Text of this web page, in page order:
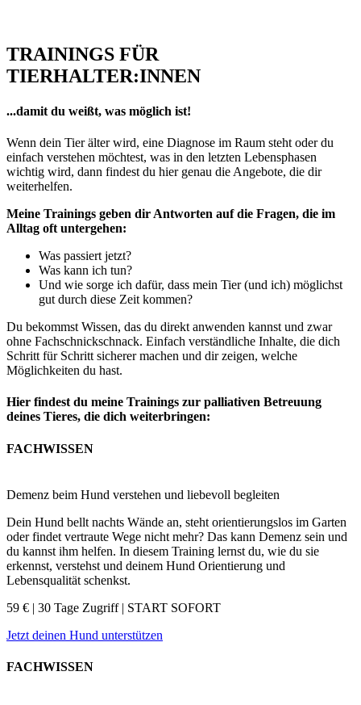
TRAININGS FÜR
TIERHALTER:INNEN
...damit du weißt, was möglich ist!
Wenn dein Tier älter wird, eine Diagnose im Raum steht oder du
einfach verstehen möchtest, was in den letzten Lebensphasen
wichtig wird, dann findest du hier genau die Angebote, die dir
weiterhelfen.
Meine Trainings geben dir Antworten auf die Fragen, die im
Alltag oft untergehen:
Was passiert jetzt?
Was kann ich tun?
Und wie sorge ich dafür, dass mein Tier (und ich) möglichst
gut durch diese Zeit kommen?
Du bekommst Wissen, das du direkt anwenden kannst und zwar
ohne Fachschnickschnack. Einfach verständliche Inhalte, die dich
Schritt für Schritt sicherer machen und dir zeigen, welche
Möglichkeiten du hast.
Hier findest du meine Trainings zur palliativen Betreuung
deines Tieres, die dich weiterbringen:
FACHWISSEN
Demenz beim Hund verstehen und liebevoll begleiten
Dein Hund bellt nachts Wände an, steht orientierungslos im Garten
oder findet vertraute Wege nicht mehr? Das kann Demenz sein und
du kannst ihm helfen. In diesem Training lernst du, wie du sie
erkennst, verstehst und deinem Hund Orientierung und
Lebensqualität schenkst.
59 € | 30 Tage Zugriff | START SOFORT
Jetzt deinen Hund unterstützen
FACHWISSEN